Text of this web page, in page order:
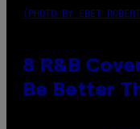
(PHOTO BY EBET
8 R&B
Be Better